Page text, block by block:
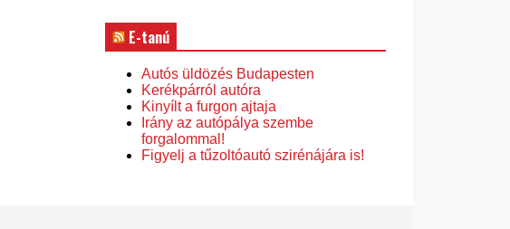
E-tanú
Autós üldözés Budapesten
Kerékpárról autóra
Kinyílt a furgon ajtaja
Irány az autópálya szembe
forgalommal!
Figyelj a tűzoltóautó szirénájára is!